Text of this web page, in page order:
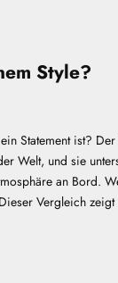
Style?
Statement ist?
Welt, und sie
an Bord.
Vergleich